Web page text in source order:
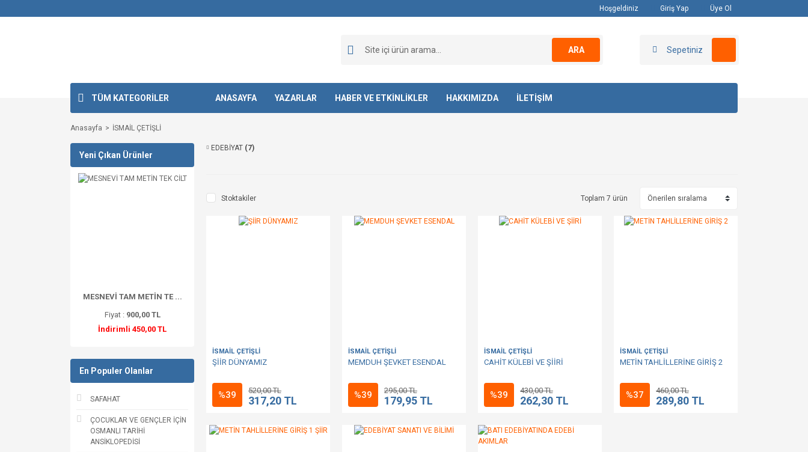
Hoşgeldiniz Giriş Yap Üye Ol
ARA Sepetiniz
TÜM KATEGORİLER ANASAYFA YAZARLAR HABER VE ETKİNLİKLER HAKKIMIZDA İLETİŞİM
Anasayfa İSMAİL ÇETİŞLİ
Yeni Çıkan Ürünler
MESNEVİ TAM METİN TE ...
Fiyat : 900,00 TL
İndirimli 450,00 TL
En Populer Olanlar
SAFAHAT
ÇOCUKLAR VE GENÇLER İÇİN
OSMANLI TARİHİ
ANSİKLOPEDİSİ
EDEBİYAT (7)
Stoktakiler Toplam 7 ürün
İSMAİL ÇETİŞLİ
ŞİİR DÜNYAMIZ
%39 520,00 TL
317,20 TL
İSMAİL ÇETİŞLİ
MEMDUH ŞEVKET ESENDAL
%39 295,00 TL
179,95 TL
İSMAİL ÇETİŞLİ
CAHİT KÜLEBİ VE ŞİİRİ
%39 430,00 TL
262,30 TL
İSMAİL ÇETİŞLİ
METİN TAHLİLLERİNE GİRİŞ 2
%37 460,00 TL
289,80 TL